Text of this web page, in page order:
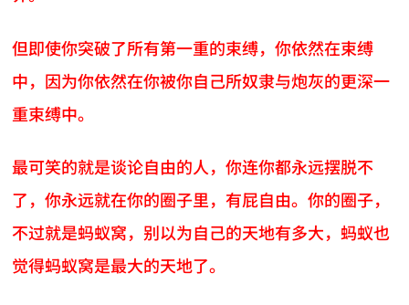
但即使你突破了所有第一重的束缚，你依然在束缚
中，因为你依然在你被你自己所奴隶与炮灰的更深一
重束缚中。
最可笑的就是谈论自由的人，你连你都永远摆脱不
了，你永远就在你的圈子里，有屁自由。你的圈子，
不过就是蚂蚁窝，别以为自己的天地有多大，蚂蚁也
觉得蚂蚁窝是最大的天地了。